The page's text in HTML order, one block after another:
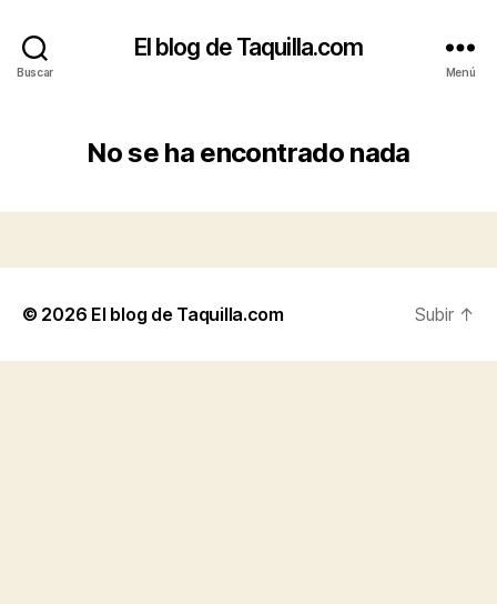
Buscar
El blog de Taquilla.com
Menú
No se ha encontrado nada
© 2026 El blog de Taquilla.com Subir ↑